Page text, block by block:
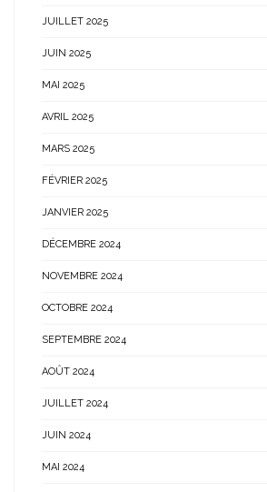
JUILLET 2025
JUIN 2025
MAI 2025
AVRIL 2025
MARS 2025
FÉVRIER 2025
JANVIER 2025
DÉCEMBRE 2024
NOVEMBRE 2024
OCTOBRE 2024
SEPTEMBRE 2024
AOÛT 2024
JUILLET 2024
JUIN 2024
MAI 2024